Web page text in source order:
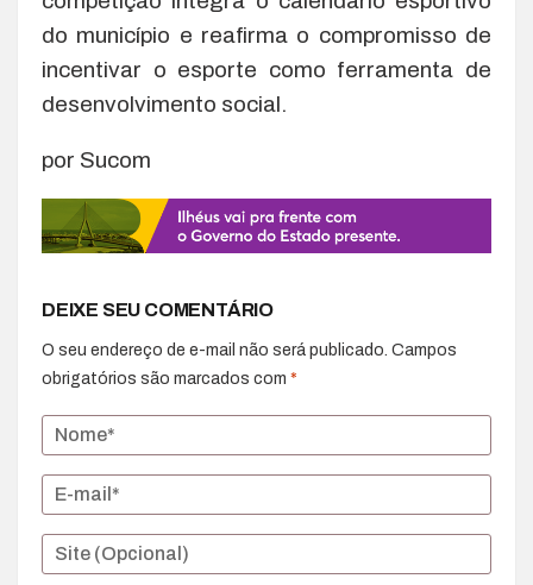
do município e reafirma o compromisso de
incentivar o esporte como ferramenta de
desenvolvimento social.
por Sucom
DEIXE SEU COMENTÁRIO
O seu endereço de e-mail não será publicado. Campos
obrigatórios são marcados com *